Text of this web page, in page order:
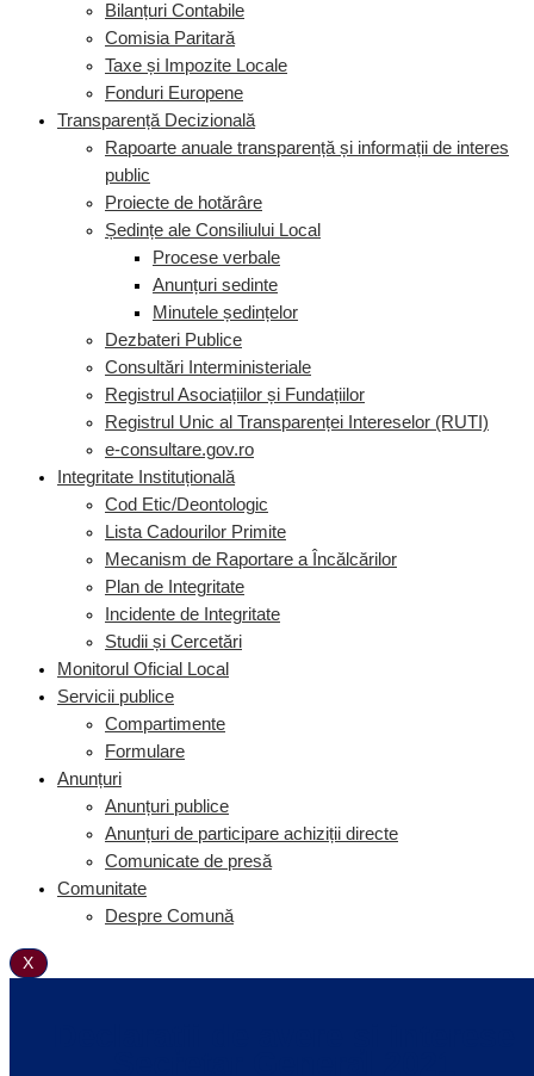
Bilanțuri Contabile
Comisia Paritară
Taxe și Impozite Locale
Fonduri Europene
Transparență Decizională
Rapoarte anuale transparență și informații de interes
public
Proiecte de hotărâre
Ședințe ale Consiliului Local
Procese verbale
Anunțuri sedinte
Minutele ședințelor
Dezbateri Publice
Consultări Interministeriale
Registrul Asociațiilor și Fundațiilor
Registrul Unic al Transparenței Intereselor (RUTI)
e-consultare.gov.ro
Integritate Instituțională
Cod Etic/Deontologic
Lista Cadourilor Primite
Mecanism de Raportare a Încălcărilor
Plan de Integritate
Incidente de Integritate
Studii și Cercetări
Monitorul Oficial Local
Servicii publice
Compartimente
Formulare
Anunțuri
Anunțuri publice
Anunțuri de participare achiziții directe
Comunicate de presă
Comunitate
Despre Comună
X